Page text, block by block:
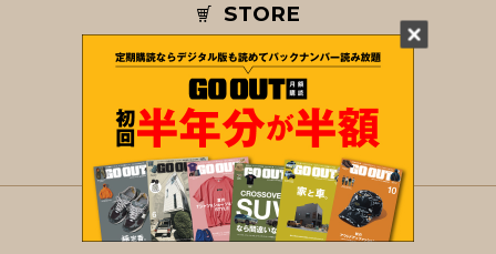
© COPYRIGHT 2026 GO OUT / SAN-EI CORPORATION Co.,Ltd.
STORE
MAGAZINE